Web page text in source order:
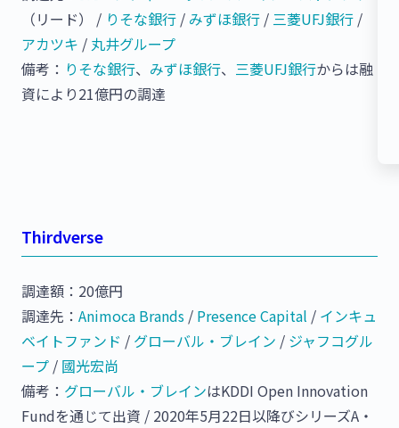
（リード） / りそな銀行 / みずほ銀行 / 三菱UFJ銀行 /
アカツキ / 丸井グループ
備考： りそな銀行、 みずほ銀行、 三菱UFJ銀行からは融
資により21億円の調達
Thirdverse
調達額：20億円
調達先： Animoca Brands / Presence Capital / インキュ
ベイトファンド / グローバル・ブレイン / ジャフコグル
ープ / 國光宏尚
備考： グローバル・ブレインはKDDI Open Innovation
Fundを通じて出資 / 2020年5月22日以降びシリーズA・